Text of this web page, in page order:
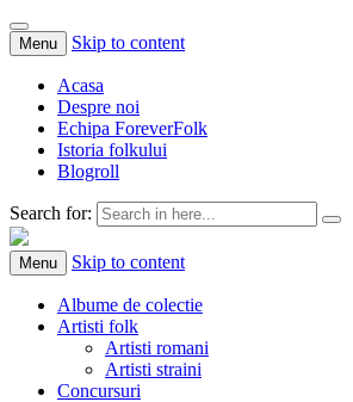
Menu Skip to content
Acasa
Despre noi
Echipa ForeverFolk
Istoria folkului
Blogroll
Search for:
ForeverFolk
Muzica sufletului tau
Menu Skip to content
Albume de colectie
Artisti folk
Artisti romani
Artisti straini
Concursuri